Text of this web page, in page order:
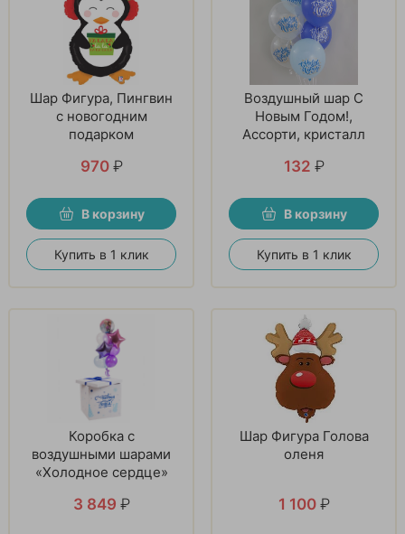
Шар Фигура, Пингвин
с новогодним
подарком
970 ₽
В корзину
Купить в 1 клик
Воздушный шар С
Новым Годом!,
Ассорти, кристалл
132 ₽
В корзину
Купить в 1 клик
Коробка с
воздушными шарами
«Холодное сердце»
3 849 ₽
Шар Фигура Голова
оленя
1 100 ₽